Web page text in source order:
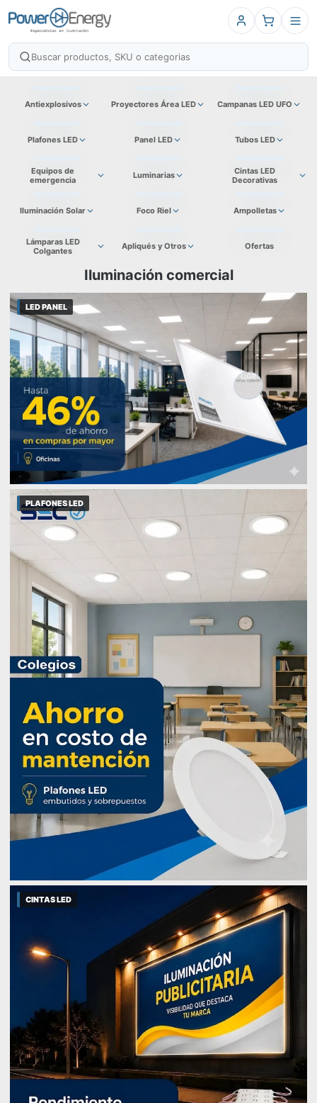
Antiexplosivos Proyectores Área LED Campanas LED UFO
Plafones LED Panel LED Tubos LED
Equipos de
emergencia
Luminarias
Cintas LED
Decorativas
Iluminación Solar Foco Riel Ampolletas
Lámparas LED
Colgantes
Apliqués y Otros Ofertas
Iluminación comercial
LED PANEL
PLAFONES LED
CINTAS LED